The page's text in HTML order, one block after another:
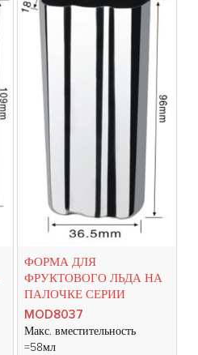
ФОРМА ДЛЯ
ФРУКТОВОГО ЛЬДА НА
ПАЛОЧКЕ СЕРИИ
MOD8037
Макс. вместительность
=58мл